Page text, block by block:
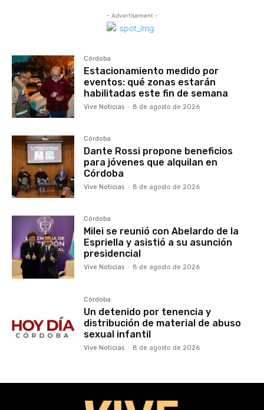
- Advertisement -
Córdoba
Estacionamiento medido por
eventos: qué zonas estarán
habilitadas este fin de semana
Vive Noticias - 8 de agosto de 2026
Córdoba
Dante Rossi propone beneficios
para jóvenes que alquilan en
Córdoba
Vive Noticias - 8 de agosto de 2026
Córdoba
Milei se reunió con Abelardo de la
Espriella y asistió a su asunción
presidencial
Vive Noticias - 8 de agosto de 2026
Córdoba
Un detenido por tenencia y
distribución de material de abuso
sexual infantil
Vive Noticias - 8 de agosto de 2026